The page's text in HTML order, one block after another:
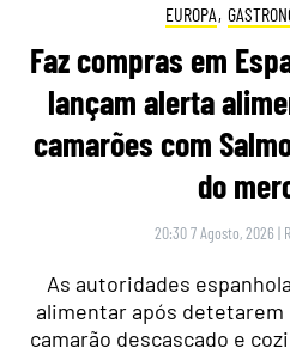
EUROPA,
Faz compras em
lançam alerta
camarões com
do
20:30 7 Agosto, 2026 |
As autoridades
alimentar após detetarem
camarão descascado e